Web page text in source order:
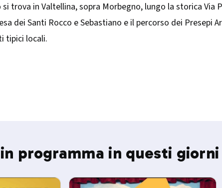
si trova in Valtellina, sopra Morbegno, lungo la storica
dei Santi Rocco e Sebastiano e il percorso dei
tipici locali.​
programma in questi giorni